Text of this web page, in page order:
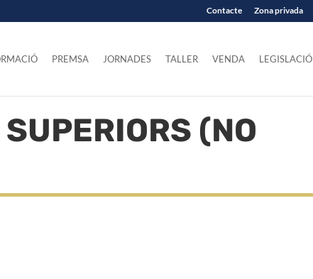
Contacte Zona privada
PREMSA JORNADES TALLER VENDA LEGISLACIÓ
(NO